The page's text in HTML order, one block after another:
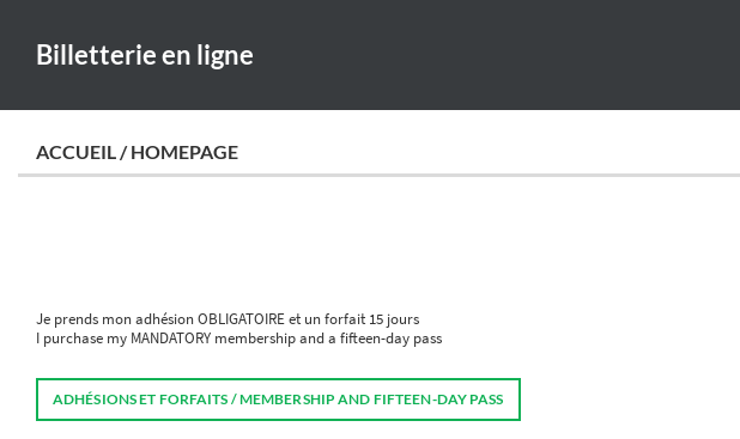
Billetterie en ligne
ACCUEIL / HOMEPAGE
Je prends mon adhésion OBLIGATOIRE et un forfait 15 jours
I purchase my MANDATORY membership and a fifteen-day pass
ADHÉSIONS ET FORFAITS / MEMBERSHIP AND FIFTEEN-DAY PASS